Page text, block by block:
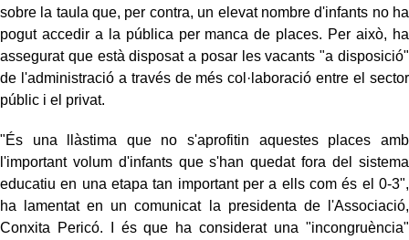
sobre la taula que, per contra, un elevat nombre d'infants no ha
pogut accedir a la pública per manca de places. Per això, ha
assegurat que està disposat a posar les vacants "a disposició"
de l'administració a través de més col·laboració entre el sector
públic i el privat.
"És una llàstima que no s'aprofitin aquestes places amb
l'important volum d'infants que s'han quedat fora del sistema
educatiu en una etapa tan important per a ells com és el 0-3",
ha lamentat en un comunicat la presidenta de l'Associació,
Conxita Pericó. I és que ha considerat una "incongruència"